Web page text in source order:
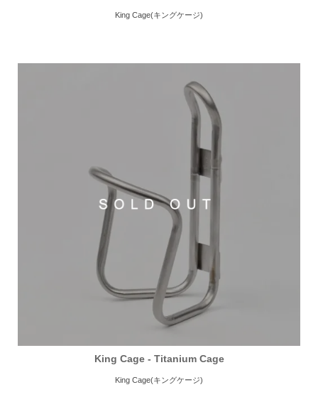
King Cage(キングケージ)
King Cage - Titanium Cage
King Cage(キングケージ)